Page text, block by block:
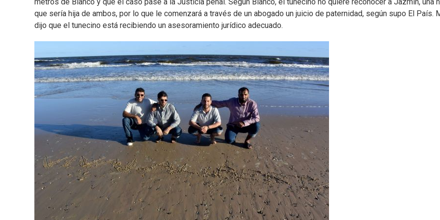
que sería hija de ambos, por lo que le comenzará a través de un abogado un juicio de paternidad, según supo El País.
dijo que el tunecino está recibiendo un asesoramiento jurídico adecuado.